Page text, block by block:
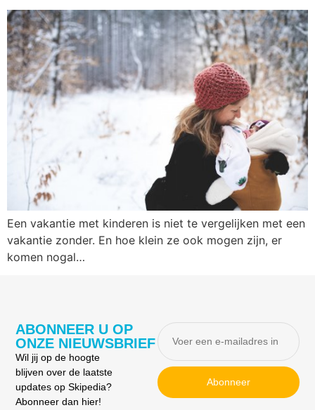
Een vakantie met kinderen is niet te vergelijken met een
vakantie zonder. En hoe klein ze ook mogen zijn, er
komen nogal…
ABONNEER U OP
ONZE NIEUWSBRIEF
Wil jij op de hoogte
blijven over de laatste
updates op Skipedia?
Abonneer dan hier!
Abonneer